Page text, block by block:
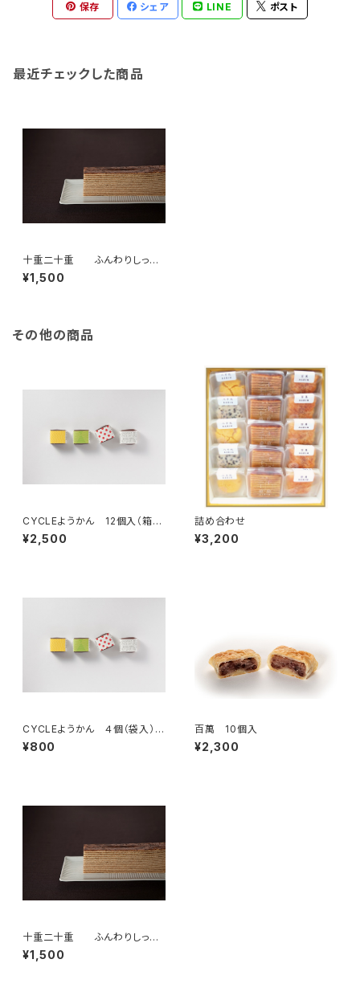
保存 シェア LINE ポスト
最近チェックした商品
十重二十重 ふんわりしっと
りバームクーヘン
¥1,500
その他の商品
CYCLEようかん 12個入（箱入
り） ※宅急便コンパクトに
て発送いたします
¥2,500
詰め合わせ
¥3,200
CYCLEようかん ４個（袋入）
富山湾岸ナショナルサイク
ルルート認定！！
¥800
百萬 10個入
¥2,300
十重二十重 ふんわりしっと
りバームクーヘン
¥1,500